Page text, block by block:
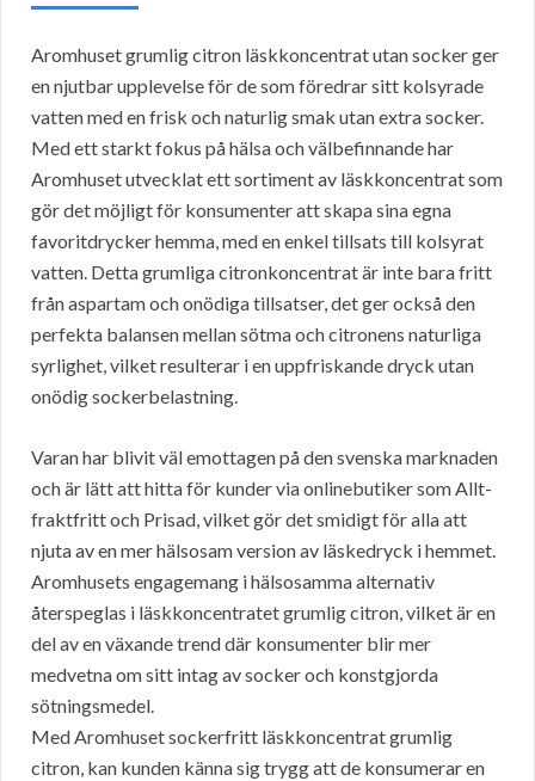
Aromhuset grumlig citron läskkoncentrat utan socker ger
en njutbar upplevelse för de som föredrar sitt kolsyrade
vatten med en frisk och naturlig smak utan extra socker.
Med ett starkt fokus på hälsa och välbefinnande har
Aromhuset utvecklat ett sortiment av läskkoncentrat som
gör det möjligt för konsumenter att skapa sina egna
favoritdrycker hemma, med en enkel tillsats till kolsyrat
vatten. Detta grumliga citronkoncentrat är inte bara fritt
från aspartam och onödiga tillsatser, det ger också den
perfekta balansen mellan sötma och citronens naturliga
syrlighet, vilket resulterar i en uppfriskande dryck utan
onödig sockerbelastning.
Varan har blivit väl emottagen på den svenska marknaden
och är lätt att hitta för kunder via onlinebutiker som Allt-
fraktfritt och Prisad, vilket gör det smidigt för alla att
njuta av en mer hälsosam version av läskedryck i hemmet.
Aromhusets engagemang i hälsosamma alternativ
återspeglas i läskkoncentratet grumlig citron, vilket är en
del av en växande trend där konsumenter blir mer
medvetna om sitt intag av socker och konstgjorda
sötningsmedel.
Med Aromhuset sockerfritt läskkoncentrat grumlig
citron, kan kunden känna sig trygg att de konsumerar en